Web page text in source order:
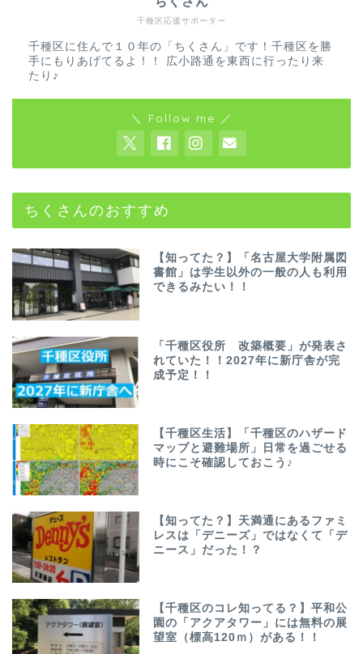
千種区応援サポーター
千種区に住んで１０年の「ちくさん」です！千種区を勝
手にもりあげてるよ！！ 広小路通を東西に行ったり来
たり♪
＼ Follow me ／
ちくさんのおすすめ
【知ってた？】「名古屋大学附属図
書館」は学生以外の一般の人も利用
できるみたい！！
「千種区役所 改築概要」が発表さ
れていた！！2027年に新庁舎が完
成予定！！
【千種区生活】「千種区のハザード
マップと避難場所」日常を過ごせる
時にこそ確認しておこう♪
【知ってた？】天満通にあるファミ
レスは「デニーズ」ではなくて「デ
ニース」だった！？
【千種区のコレ知ってる？】平和公
園の「アクアタワー」には無料の展
望室（標高120ｍ）がある！！